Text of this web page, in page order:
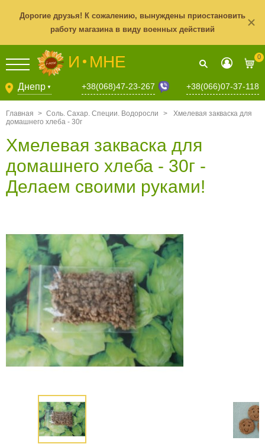
Дорогие друзья! К сожалению, вынуждены приостановить
работу магазина в виду военных действий
И МНЕ 0
Днепр ▼ +38(068)47-23-267 +38(066)07-37-118
Главная > Соль. Сахар. Специи. Водоросли >
Хмелевая закваска для
домашнего хлеба - 30г
Хмелевая закваска для
домашнего хлеба - 30г -
Делаем своими руками!